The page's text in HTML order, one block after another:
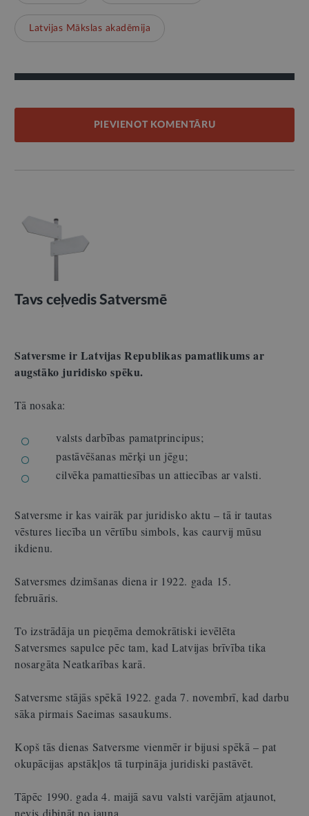
Latvijas Mākslas akadēmija
PIEVIENOT KOMENTĀRU
Tavs ceļvedis Satversmē
Satversme ir Latvijas Republikas pamatlikums ar
augstāko juridisko spēku.
Tā nosaka:
valsts darbības pamatprincipus;
pastāvēšanas mērķi un jēgu;
cilvēka pamattiesības un attiecības ar valsti.
Satversme ir kas vairāk par juridisko aktu – tā ir tautas
vēstures liecība un vērtību simbols, kas caurvij mūsu
ikdienu.
Satversmes dzimšanas diena ir 1922. gada 15.
februāris.
To izstrādāja un pieņēma demokrātiski ievēlēta
Satversmes sapulce pēc tam, kad Latvijas brīvība tika
nosargāta Neatkarības karā.
Satversme stājās spēkā 1922. gada 7. novembrī, kad darbu
sāka pirmais Saeimas sasaukums.
Kopš tās dienas Satversme vienmēr ir bijusi spēkā – pat
okupācijas apstākļos tā turpināja juridiski pastāvēt.
Tāpēc 1990. gada 4. maijā savu valsti varējām atjaunot,
nevis dibināt no jauna.